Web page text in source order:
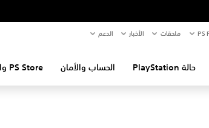
PS ملحقات الأخبار الدعم
حالة PlayStation الحساب والأمان PS Store واسترداد الأموال